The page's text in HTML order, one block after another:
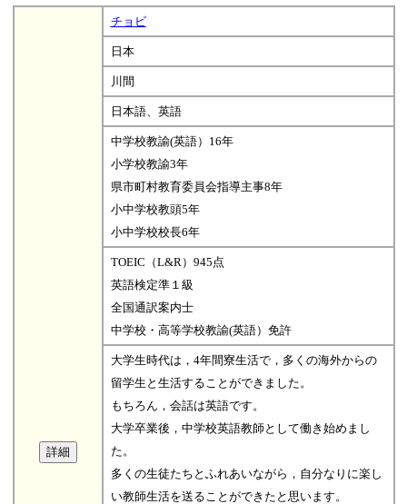
チョビ
日本
川間
日本語、英語
中学校教諭(英語）16年
小学校教諭3年
県市町村教育委員会指導主事8年
小中学校教頭5年
小中学校校長6年
TOEIC（L&R）945点
英語検定準１級
全国通訳案内士
中学校・高等学校教諭(英語）免許
大学生時代は，4年間寮生活で，多くの海外からの
留学生と生活することができました。
もちろん，会話は英語です。
大学卒業後，中学校英語教師として働き始めまし
た。
多くの生徒たちとふれあいながら，自分なりに楽し
い教師生活を送ることができたと思います。